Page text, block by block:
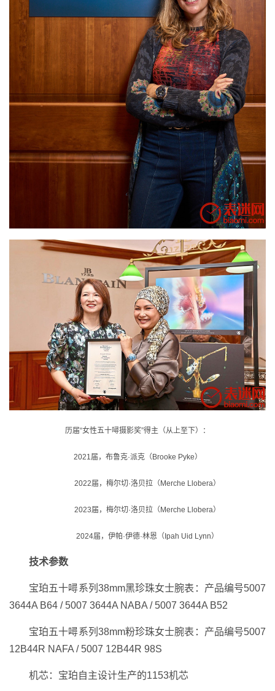
历届“女性五十噚摄影奖”得主（从上至下）：
2021届，布鲁克·派克（Brooke Pyke）
2022届，梅尔切·洛贝拉（Merche Llobera）
2023届，梅尔切·洛贝拉（Merche Llobera）
2024届，伊帕·伊德·林恩（Ipah Uid Lynn）
技术参数
宝珀五十噚系列38mm黑珍珠女士腕表：产品编号5007
3644A B64 / 5007 3644A NABA / 5007 3644A B52
宝珀五十噚系列38mm粉珍珠女士腕表：产品编号5007
12B44R NAFA / 5007 12B44R 98S
机芯：宝珀自主设计生产的1153机芯